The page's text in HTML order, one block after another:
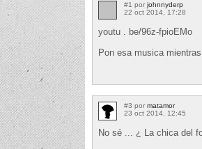
#1 por johnnyderp
22 oct 2014, 17:28
youtu . be/96z-fpioEMo
Pon esa musica
#3 por matamor
23 oct 2014, 12:45
No sé ... ¿ La chica del